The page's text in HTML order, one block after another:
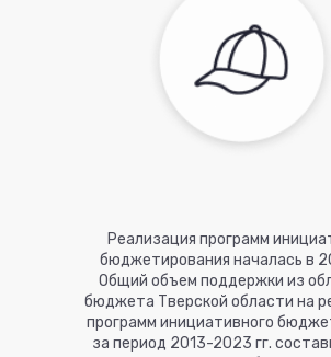
Реализация программ
бюджетирования началась в
Общий объем поддержки из
бюджета Тверской области на
программ инициативного
за период 2013-2023 гг.